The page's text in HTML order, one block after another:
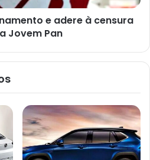
e adere à censura
Jovem Pan